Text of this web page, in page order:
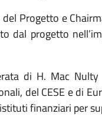
Progetto e
dal progetto
di H. Mac
del CESE e di
finanziari per